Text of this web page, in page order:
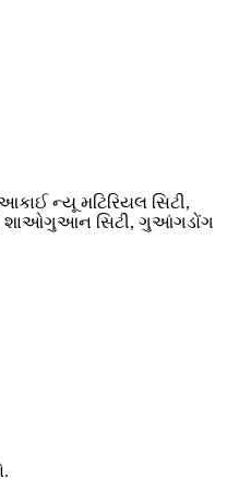
ન્યૂ મટિરિયલ સિટી,
શાઓગુઆન સિટી, ગુઆંગડોંગ